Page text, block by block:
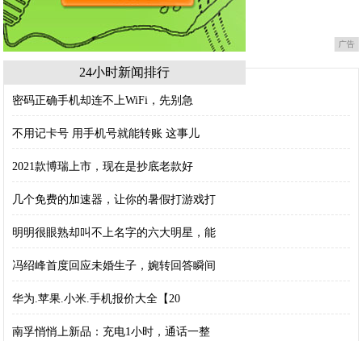
广告
24小时新闻排行
密码正确手机却连不上WiFi，先别急
不用记卡号 用手机号就能转账 这事儿
2021款博瑞上市，现在是抄底老款好
几个免费的加速器，让你的暑假打游戏打
明明很眼熟却叫不上名字的六大明星，能
冯绍峰首度回应未婚生子，婉转回答瞬间
华为.苹果.小米.手机报价大全【20
南孚悄悄上新品：充电1小时，通话一整